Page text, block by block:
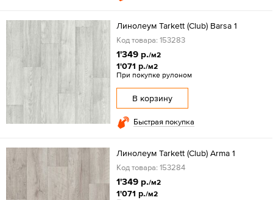
Линолеум Tarkett (Club) Barsa 1
Код товара: 153283
1'349 р./м2
1'071 р./м2
При покупке рулоном
В корзину
Быстрая покупка
Линолеум Tarkett (Club) Arma 1
Код товара: 153284
1'349 р./м2
1'071 р./м2